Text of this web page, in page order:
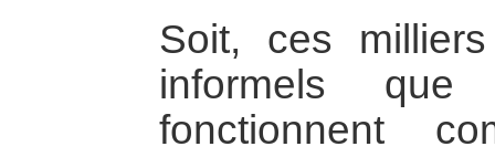
Soit, ces
informels
fonctionnent